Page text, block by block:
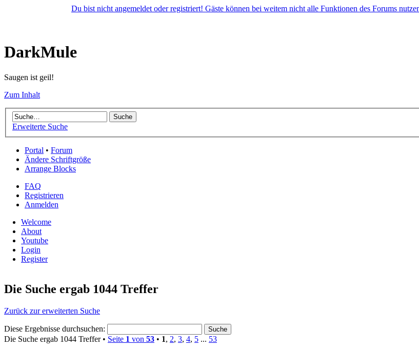
Du bist nicht angemeldet oder registriert! Gäste können bei weitem nicht alle Funktionen des Forums
DarkMule
Saugen ist geil!
Zum Inhalt
Erweiterte Suche
Portal • Forum
Ändere Schriftgröße
Arrange Blocks
FAQ
Registrieren
Anmelden
Welcome
About
Youtube
Login
Register
Die Suche ergab 1044 Treffer
Zurück zur erweiterten Suche
Diese Ergebnisse durchsuchen:
Die Suche ergab 1044 Treffer • Seite 1 von 53 • 1, 2, 3, 4, 5 ... 53